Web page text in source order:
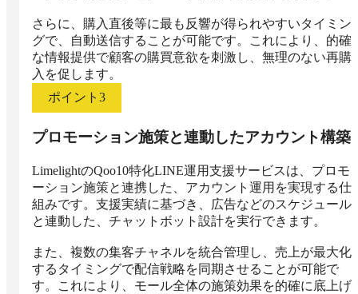
さらに、購入直後等に最も反響が得られやすいタイミン
グで、自動送信することが可能です。これにより、的確
な情報提供で顧客の購買意欲を刺激し、無理のない再購
入を促します。
ポイント 3
プロモーション施策と連動したアカウント構築
LimelightのQoo10特化LINE運用支援サービスは、プロモ
ーション施策と連携した、アカウント運用を実現する仕
組みです。支援実績に基づき、広告などのスケジュール
と連動した、チャットボット設計を実行できます。
また、複数の集客チャネルを統合管理し、売上が最大化
するタイミングで配信戦略を同期させることが可能で
す。これにより、モール全体の施策効果を的確に底上げ